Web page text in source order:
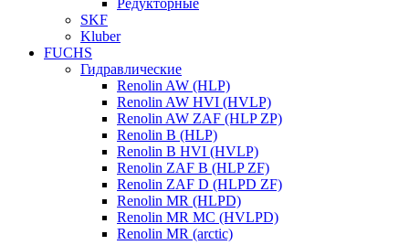
Редукторные
SKF
Kluber
FUCHS
Гидравлические
Renolin AW (HLP)
Renolin AW HVI (HVLP)
Renolin AW ZAF (HLP ZP)
Renolin B (HLP)
Renolin B HVI (HVLP)
Renolin ZAF B (HLP ZF)
Renolin ZAF D (HLPD ZF)
Renolin MR (HLPD)
Renolin MR MC (HVLPD)
Renolin MR (arctic)